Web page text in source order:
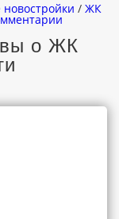
новостройки / ЖК
о ЖК